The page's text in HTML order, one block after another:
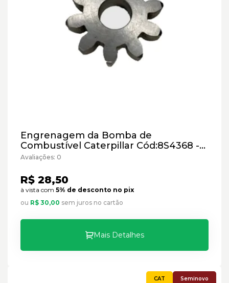
Engrenagem da Bomba de
Combustível Caterpillar Cód:8S4368 -
Paralelo
Avaliações: 0
R$ 28,50
à vista com 5% de desconto no pix
ou R$ 30,00 sem juros no cartão
Mais Detalhes
Seminovo